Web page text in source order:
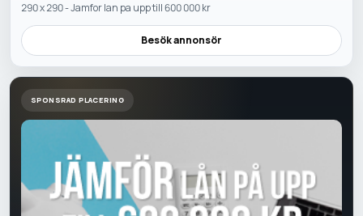
290 x 290 - Jamfor lan pa upp till 600 000 kr
Besök annonsör
SPONSRAD PLACERING